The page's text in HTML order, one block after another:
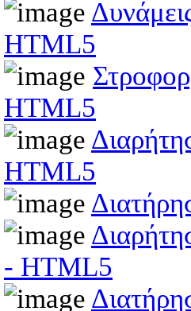
HTML5
HTML5
HTML5
- HTML5